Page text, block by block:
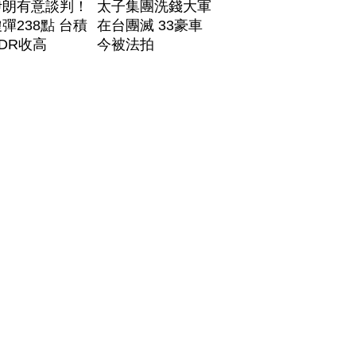
有意談判！
238點 台積
收高
太子集團洗錢大軍
在台團滅 33豪車
今被法拍